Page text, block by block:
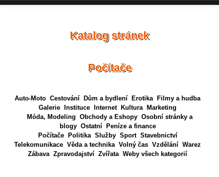
Katalog stránek
Počítače
Auto-Moto Cestování Dům a bydlení Erotika
Filmy a hudba
Galerie
Instituce Internet Kultura
Marketing
Móda, Modeling Obchody a Eshopy Osobní stránky a
blogy Ostatní
Peníze a finance
Počítače
Politika Služby Sport Stavebnictví
Telekomunikace Věda a technika Volný čas Vzdělání Warez
Zábava Zpravodajství Zvířata Weby všech kategorií